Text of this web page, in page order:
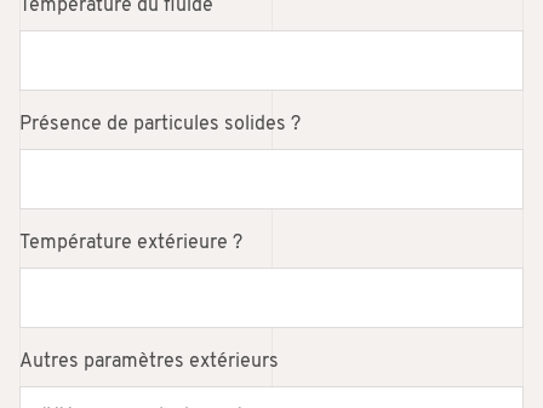
Température du fluide
Présence de particules solides ?
Température extérieure ?
Autres paramètres extérieurs